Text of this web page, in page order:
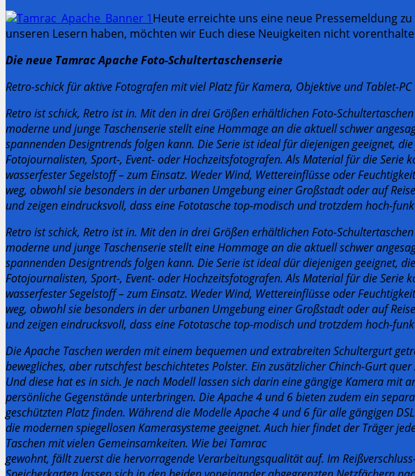
Heute erreichte uns eine neue Pressemeldung
unseren Lesern haben, möchten wir Euch diese Neuigkeiten nicht
Die neue Tamrac Apache Foto-Schultertaschenserie
Retro-schick für aktive Fotografen mit viel Platz für Kamera, Objektive und Tablet-PC
Retro ist schick, Retro ist in. Mit den in drei Größen erhältlichen Foto-
moderne und junge Taschenserie stellt eine Hommage an die aktuell schwer
spannenden Designtrends folgen kann. Die Serie ist ideal für diejenigen geeignet,
Fotojournalisten, Sport-, Event- oder Hochzeitsfotografen. Als Material für die Serie
wasserfester Segelstoff – zum Einsatz. Weder Wind, Wettereinflüsse oder
weg, obwohl sie besonders in der urbanen Umgebung einer Großstadt oder auf
und zeigen eindrucksvoll, dass eine Fototasche top-modisch und trotzdem hoch-
Retro ist schick, Retro ist in. Mit den in drei Größen erhältlichen Foto-
moderne und junge Taschenserie stellt eine Hommage an die aktuell schwer
spannenden Designtrends folgen kann. Die Serie ist ideal dür diejenigen geeignet,
Fotojournalisten, Sport-, Event- oder Hochzeitsfotografen. Als Material für die Serie
wasserfester Segelstoff – zum Einsatz. Weder Wind, Wettereinflüsse oder
weg, obwohl sie besonders in der urbanen Umgebung einer Großstadt oder auf
und zeigen eindrucksvoll, dass eine Fototasche top-modisch und trotzdem hoch-
Die Apache Taschen werden mit einem bequemen und extrabreiten Schultergurt
bewegliches, aber rutschfest beschichtetes Polster. Ein zusätzlicher Chinch-Gurt
Und diese hat es in sich. Je nach Modell lassen sich darin eine gängige Kamera
persönliche Gegenstände unterbringen. Die Apache 4 und 6 bieten zudem ein
geschützten Platz finden. Während die Modelle Apache 4 und 6 für alle gängigen
die modernen spiegellosen Kamerasysteme geeignet. Auch hier findet der Träger
Taschen mit vielen Gemeinsamkeiten. Wie bei Tamrac
gewohnt, fällt zuerst die hervorragende Verarbeitungsqualität auf. Im